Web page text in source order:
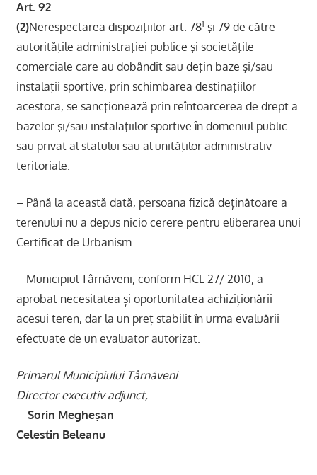
Art. 92
(2)Nerespectarea dispoziţiilor art. 781 şi 79 de către
autorităţile administraţiei publice şi societăţile
comerciale care au dobândit sau deţin baze şi/sau
instalaţii sportive, prin schimbarea destinaţiilor
acestora, se sancţionează prin reîntoarcerea de drept a
bazelor şi/sau instalaţiilor sportive în domeniul public
sau privat al statului sau al unităţilor administrativ-
teritoriale.
– Până la această dată, persoana fizică deținătoare a
terenului nu a depus nicio cerere pentru eliberarea unui
Certificat de Urbanism.
– Municipiul Târnăveni, conform HCL 27/ 2010, a
aprobat necesitatea și oportunitatea achiziționării
acesui teren, dar la un preț stabilit în urma evaluării
efectuate de un evaluator autorizat.
Primarul Municipiului Târnăveni
Director executiv adjunct,
Sorin Megheşan
Celestin Beleanu